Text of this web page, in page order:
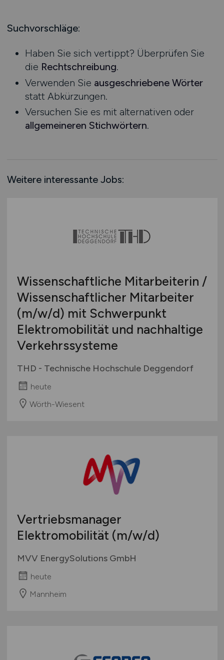
Mecklenburg-Vorpommern
Nordrhein-Westfalen
Rheinland-Pfalz
Saarland
Sachsen
Sachsen-Anhalt
Schleswig-Holstein
Schweiz
Suchvorschläge:
Haben Sie sich vertippt? Überprüfen Sie
die Rechtschreibung.
Verwenden Sie ausgeschriebene Wörter
statt Abkürzungen.
Versuchen Sie es mit alternativen oder
allgemeineren Stichwörtern.
Weitere interessante Jobs:
Wissenschaftliche Mitarbeiterin /
Wissenschaftlicher Mitarbeiter
(m/w/d) mit Schwerpunkt
Elektromobilität und nachhaltige
Verkehrssysteme
THD - Technische Hochschule Deggendorf
heute
Wörth-Wiesent
Vertriebsmanager
Elektromobilität (m/w/d)
MVV EnergySolutions GmbH
heute
Mannheim